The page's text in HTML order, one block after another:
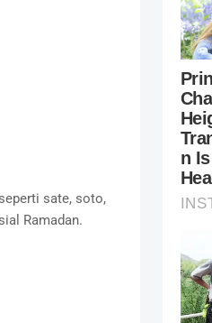
sate, soto,
Ramadan.